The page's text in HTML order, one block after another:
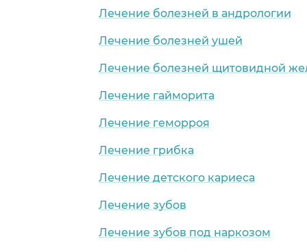
Лечение болезней в андрологии
Лечение болезней ушей
Лечение болезней щитовидной
Лечение гайморита
Лечение геморроя
Лечение грибка
Лечение детского кариеса
Лечение зубов
Лечение зубов под наркозом